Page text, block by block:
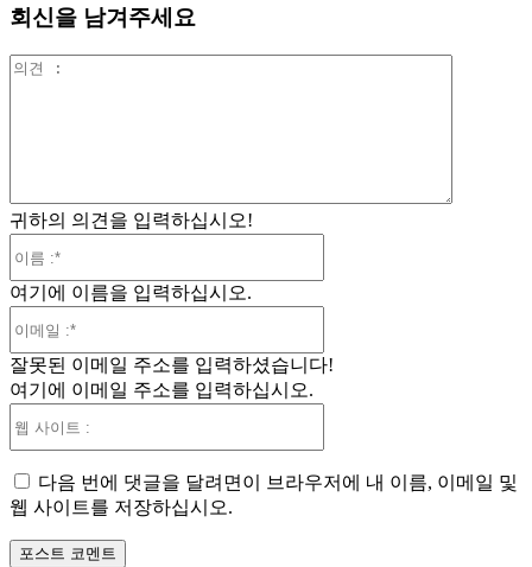
회신을 남겨주세요
귀하의 의견을 입력하십시오!
여기에 이름을 입력하십시오.
일
잘못된 이메일 주소를 입력하셨습니다!
여기에 이메일 주소를 입력하십시오.
트
다음 번에 댓글을 달려면이 브라우저에 내 이름, 이메일 및
웹 사이트를 저장하십시오.